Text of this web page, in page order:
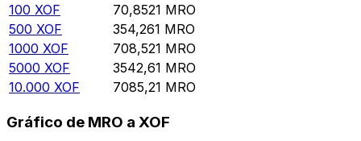
100 XOF 70,8521 MRO
500 XOF 354,261 MRO
1000 XOF 708,521 MRO
5000 XOF 3542,61 MRO
10.000 XOF 7085,21 MRO
Gráfico de MRO a XOF